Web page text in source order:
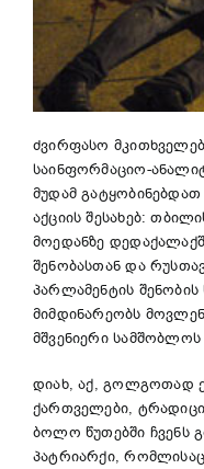
ძვირფასო
საინფორმაციო-
მუდამ
აქციის შესახებ:
მოედანზე
შენობასთან და
პარლამენტის
მიმდინარეობს
მშვენიერი
დიახ, აქ, გოლგოთად
ქართველები,
ბოლო წუთებში ჩვენს
პატრიარქი,